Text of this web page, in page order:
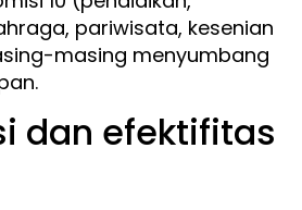
pariwisata, kesenian
masing menyumbang
dan efektifitas